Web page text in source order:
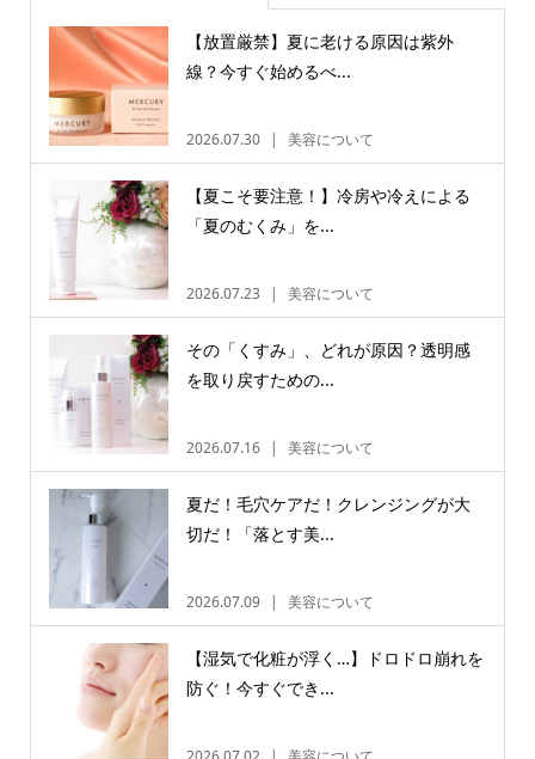
【放置厳禁】夏に老ける原因は紫外
線？今すぐ始めるべ...
2026.07.30 美容について
【夏こそ要注意！】冷房や冷えによる
「夏のむくみ」を...
2026.07.23 美容について
その「くすみ」、どれが原因？透明感
を取り戻すための...
2026.07.16 美容について
夏だ！毛穴ケアだ！クレンジングが大
切だ！「落とす美...
2026.07.09 美容について
【湿気で化粧が浮く…】ドロドロ崩れを
防ぐ！今すぐでき...